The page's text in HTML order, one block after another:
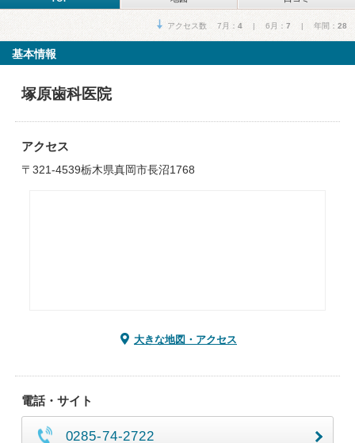
アクセス数 7月： 4 | 6月： 7 | 年間： 28
基本情報
塚原歯科医院
アクセス
〒321-4539栃木県真岡市長沼1768
大きな地図・アクセス
電話・サイト
0285-74-2722